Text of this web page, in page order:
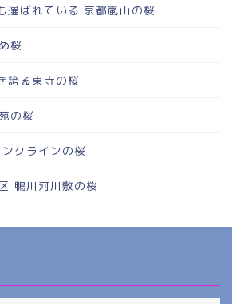
選ばれている 京都嵐山の桜
桜
誇る東寺の桜
の桜
クラインの桜
鴨川河川敷の桜